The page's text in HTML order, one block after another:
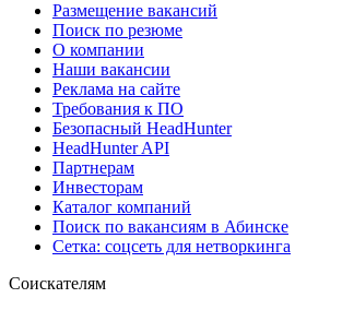
Размещение вакансий
Поиск по резюме
О компании
Наши вакансии
Реклама на сайте
Требования к ПО
Безопасный HeadHunter
HeadHunter API
Партнерам
Инвесторам
Каталог компаний
Поиск по вакансиям в Абинске
Сетка: соцсеть для нетворкинга
Соискателям